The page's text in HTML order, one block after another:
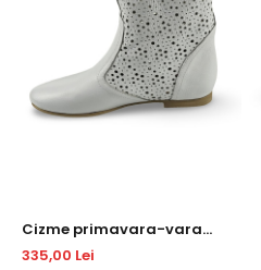
Cizme primavara-vara
din piele DM 2113 alb
335,00 Lei